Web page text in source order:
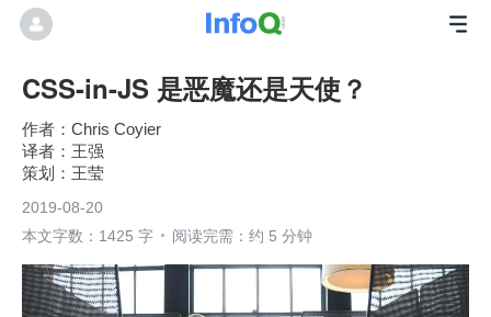
CSS-in-JS 是恶魔还是天使？
Chris Coyier
王强
王莹
2019-08-20
本文字数：1425 字
阅读完需：约 5 分钟